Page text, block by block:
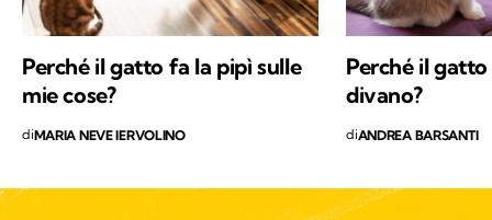
Perché il gatto fa la pipì sulle
mie cose?
diMARIA NEVE IERVOLINO
Perché il
divano?
diANDREA BARSANTI